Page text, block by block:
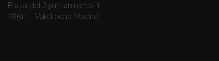
Plaza del Ayuntamiento, 1
28511 - Valdilecha Madrid